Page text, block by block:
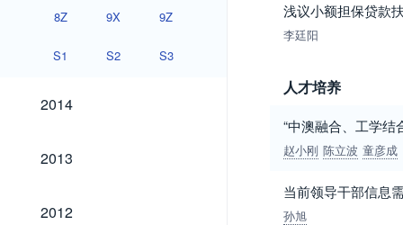
8Z 9X 9Z
S1 S2 S3
2014
2014
2013
2013
2012
2012
浅议小额担保贷款
李廷阳
人才培养
“中澳融合、工学
赵小刚 陈立波 童彦成
当前领导干部信息
孙旭